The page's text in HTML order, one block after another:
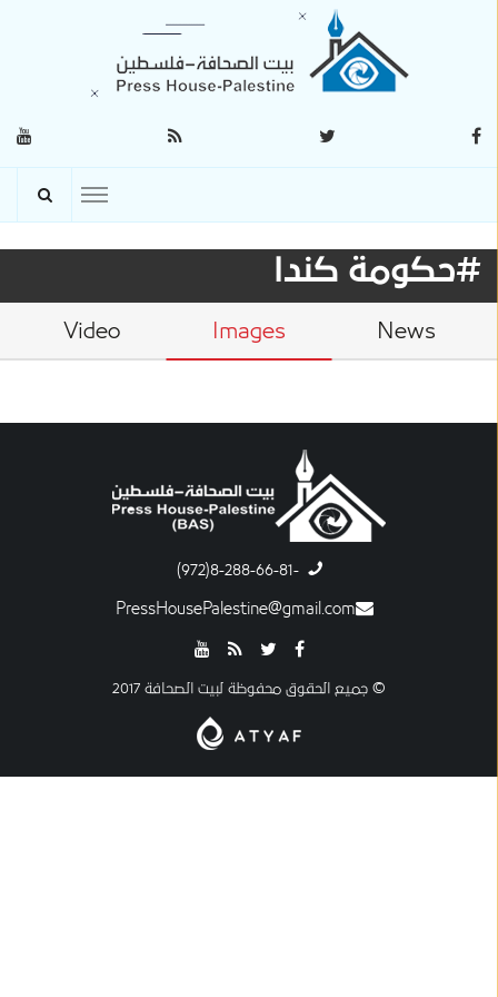
#حكومة كندا
News
Images
Video
-8-288-66-81(972)
PressHousePalestine@gmail.com
© جميع الحقوق محفوظة لبيت الصحافة 2017